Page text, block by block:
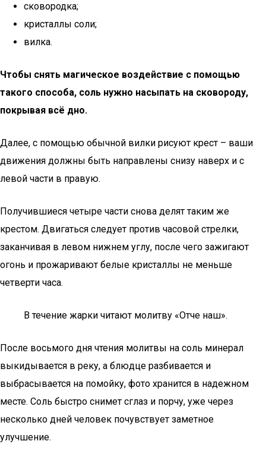
сковородка;
кристаллы соли;
вилка.
Чтобы снять магическое воздействие с помощью
такого способа, соль нужно насыпать на сковороду,
покрывая всё дно.
Далее, с помощью обычной вилки рисуют крест – ваши
движения должны быть направлены снизу наверх и с
левой части в правую.
Получившиеся четыре части снова делят таким же
крестом. Двигаться следует против часовой стрелки,
заканчивая в левом нижнем углу, после чего зажигают
огонь и прожаривают белые кристаллы не меньше
четверти часа.
В течение жарки читают молитву «Отче наш».
После восьмого дня чтения молитвы на соль минерал
выкидывается в реку, а блюдце разбивается и
выбрасывается на помойку, фото хранится в надежном
месте. Соль быстро снимет сглаз и порчу, уже через
несколько дней человек почувствует заметное
улучшение.